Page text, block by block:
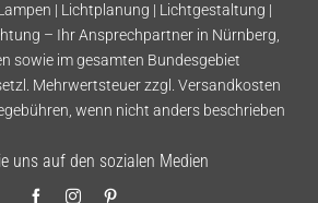
| Lichtplanung | Lichtgestaltung |
– Ihr Ansprechpartner in Nürnberg,
sowie im gesamten Bundesgebiet
Mehrwertsteuer zzgl. Versandkosten
wenn nicht anders beschrieben
uns auf den sozialen Medien